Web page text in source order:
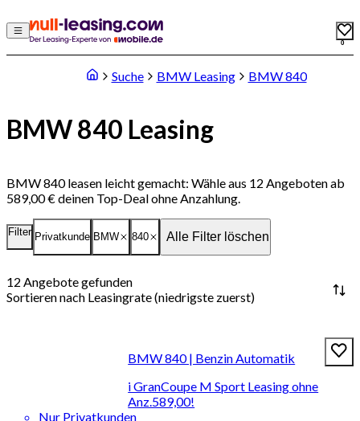
0
Suche BMW Leasing BMW 840
BMW 840 Leasing
BMW 840 leasen leicht gemacht: Wähle aus 12 Angeboten ab
589,00 € deinen Top-Deal ohne Anzahlung.
Filter Privatkunde BMW 840 Alle Filter löschen
12 Angebote gefunden
Sortieren nach Leasingrate (niedrigste zuerst)
BMW 840 | Benzin Automatik
i GranCoupe M Sport Leasing ohne
Anz.589,00!
Nur Privatkunden